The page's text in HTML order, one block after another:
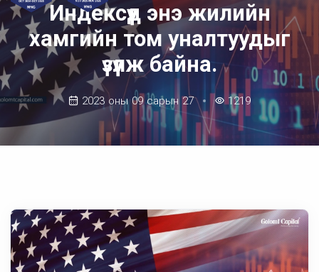
Индексүүд энэ жилийн
хамгийн том уналтуудыг
үзүүлж байна.
2023 оны 09 сарын 27 1219